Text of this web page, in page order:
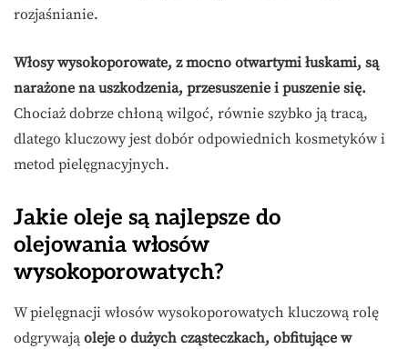
rozjaśnianie.
Włosy wysokoporowate, z mocno otwartymi łuskami, są
narażone na uszkodzenia, przesuszenie i puszenie się.
Chociaż dobrze chłoną wilgoć, równie szybko ją tracą,
dlatego kluczowy jest dobór odpowiednich kosmetyków i
metod pielęgnacyjnych.
Jakie oleje są najlepsze do
olejowania włosów
wysokoporowatych?
W pielęgnacji włosów wysokoporowatych kluczową rolę
odgrywają oleje o dużych cząsteczkach, obfitujące w